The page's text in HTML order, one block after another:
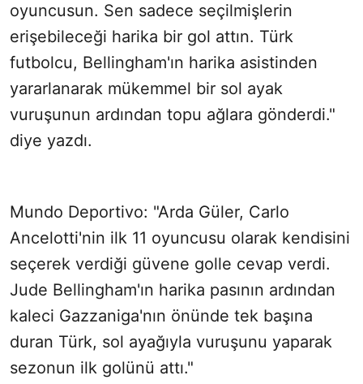
oyuncusun. Sen sadece seçilmişlerin
erişebileceği harika bir gol attın. Türk
futbolcu, Bellingham'ın harika asistinden
yararlanarak mükemmel bir sol ayak
vuruşunun ardından topu ağlara gönderdi."
diye yazdı.
Mundo Deportivo: "Arda Güler, Carlo
Ancelotti'nin ilk 11 oyuncusu olarak kendisini
seçerek verdiği güvene golle cevap verdi.
Jude Bellingham'ın harika pasının ardından
kaleci Gazzaniga'nın önünde tek başına
duran Türk, sol ayağıyla vuruşunu yaparak
sezonun ilk golünü attı."